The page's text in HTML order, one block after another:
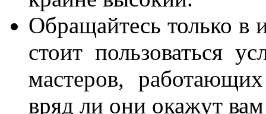
Обращайтесь только в
стоит пользоваться
мастеров,
вряд ли они окажут